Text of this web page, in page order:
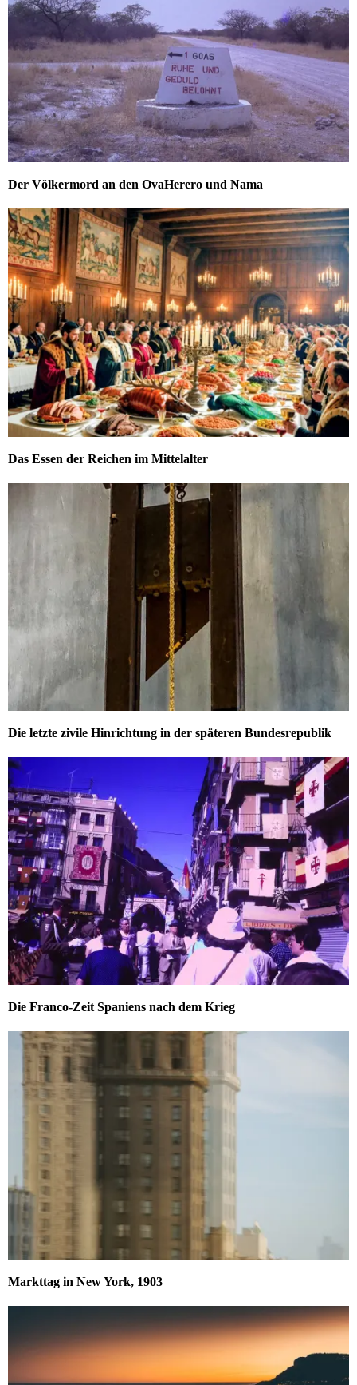
Der Völkermord an den OvaHerero und Nama
Das Essen der Reichen im Mittelalter
Die letzte zivile Hinrichtung in der späteren Bundesrepublik
Die Franco-Zeit Spaniens nach dem Krieg
Markttag in New York, 1903